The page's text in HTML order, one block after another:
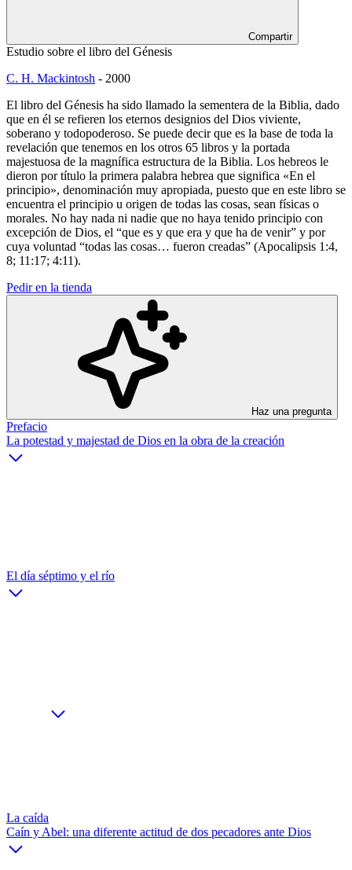
Compartir
Estudio sobre el libro del Génesis
C. H. Mackintosh - 2000
El libro del Génesis ha sido llamado la sementera de la Biblia, dado
que en él se refieren los eternos designios del Dios viviente,
soberano y todopoderoso. Se puede decir que es la base de toda la
revelación que tenemos en los otros 65 libros y la portada
majestuosa de la magnífica estructura de la Biblia. Los hebreos le
dieron por título la primera palabra hebrea que significa «En el
principio», denominación muy apropiada, puesto que en este libro se
encuentra el principio u origen de todas las cosas, sean físicas o
morales. No hay nada ni nadie que no haya tenido principio con
excepción de Dios, el “que es y que era y que ha de venir” y por
cuya voluntad “todas las cosas… fueron creadas” (Apocalipsis 1:4,
8; 11:17; 4:11).
Pedir en la tienda
Haz una pregunta
Prefacio
La potestad y majestad de Dios en la obra de la creación
El día séptimo y el río
La caída
Caín y Abel: una diferente actitud de dos pecadores ante Dios